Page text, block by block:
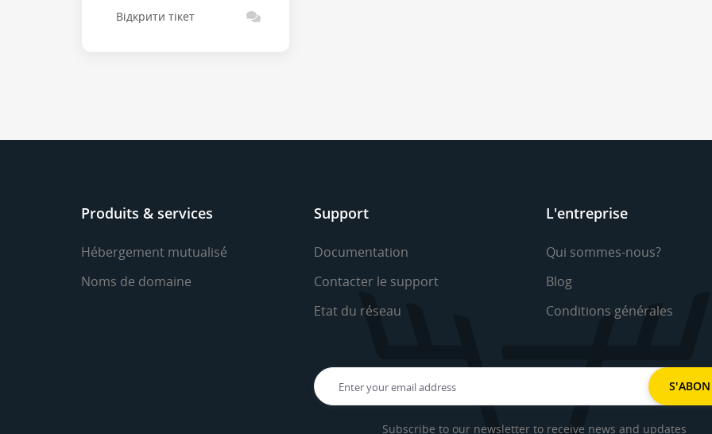
Відкрити тікет
Produits & services
Hébergement mutualisé
Noms de domaine
Support
Documentation
Contacter le support
Etat du réseau
L'entreprise
Qui sommes-nous?
Blog
Conditions générales
Subscribe to our newsletter to receive news and updates